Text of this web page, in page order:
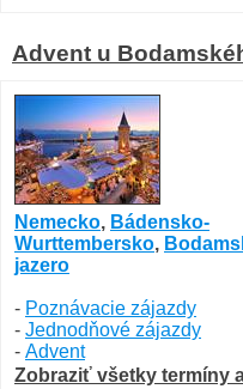
Advent u
Nemecko, Bádensko-
Wurttembersko,
jazero
- Poznávacie zájazdy
- Jednodňové zájazdy
- Advent
Zobraziť všetky termíny